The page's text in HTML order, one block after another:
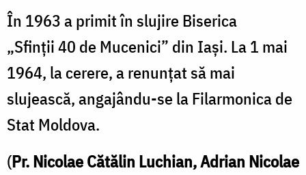
În 1963 a primit în slujire Biserica
„Sfinții 40 de Mucenici” din Iași. La 1 mai
1964, la cerere, a renunțat să mai
slujească, angajându-se la Filarmonica de
Stat Moldova.
(Pr. Nicolae Cătălin Luchian, Adrian Nicolae